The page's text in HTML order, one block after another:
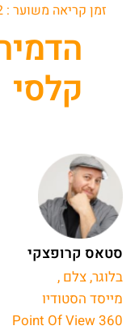
זמן קריאה משוער :
קלסי
סטאס קרופצקי
בלוגר, צלם ,
מייסד הסטודיו
Point Of View 360